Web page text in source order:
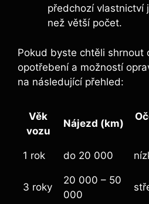
předchozí vlastnictví
než větší počet.
Pokud byste chtěli shrnout
opotřebení a možností
na následující přehled:
Věk
vozu
Nájezd (km)
1 rok do 20 000
3 roky
20 000 – 50
000